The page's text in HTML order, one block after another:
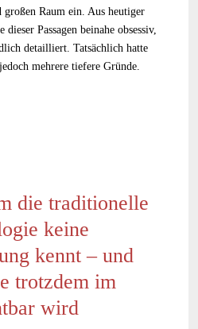
großen Raum ein. Aus heutiger
Passagen beinahe obsessiv,
detailliert. Tatsächlich hatte
mehrere tiefere Gründe.
die traditionelle
keine
kennt – und
trotzdem im
wird